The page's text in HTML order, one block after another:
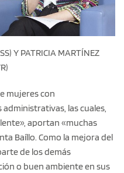
Y PATRICIA MARTÍNEZ
mujeres con
las cuales,
aportan «muchas
Baíllo. Como la mejora del
de los demás
o buen ambiente en sus